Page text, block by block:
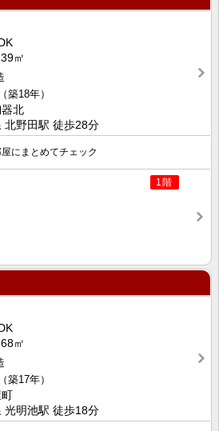
㎡
（築18年）
北
北野田駅 徒歩28分
にまとめてチェック
1階
㎡
（築17年）
光明池駅 徒歩18分